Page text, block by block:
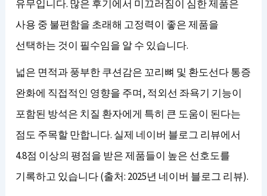
유무입니다. 많은 후기에서 미끄러짐이 심한 제품은
사용 중 불편함을 초래해 고정력이 좋은 제품을
선택하는 것이 필수임을 알 수 있습니다.
넓은 면적과 풍부한 쿠션감은 꼬리뼈 및 환도선다 통증
완화에 직접적인 영향을 주며, 적외선 좌욕기 기능이
포함된 방석은 치질 환자에게 특히 큰 도움이 된다는
점도 주목할 만합니다. 실제 네이버 블로그 리뷰에서
4.8점 이상의 평점을 받은 제품들이 높은 선호도를
기록하고 있습니다 (출처: 2025년 네이버 블로그 리뷰).